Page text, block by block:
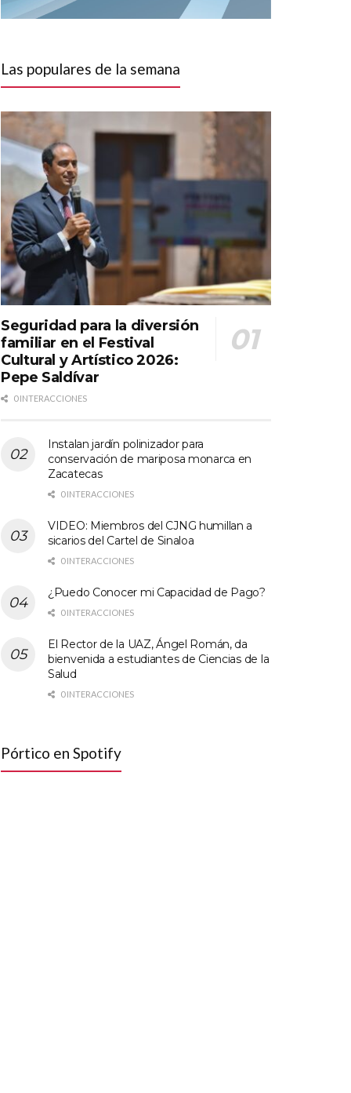
Las populares de la semana
Seguridad para la diversión
familiar en el Festival
Cultural y Artístico 2026:
Pepe Saldívar
0 INTERACCIONES
Instalan jardín polinizador para
conservación de mariposa monarca en
Zacatecas
0 INTERACCIONES
VIDEO: Miembros del CJNG humillan a
sicarios del Cartel de Sinaloa
0 INTERACCIONES
¿Puedo Conocer mi Capacidad de Pago?
0 INTERACCIONES
El Rector de la UAZ, Ángel Román, da
bienvenida a estudiantes de Ciencias de la
Salud
0 INTERACCIONES
Pórtico en Spotify